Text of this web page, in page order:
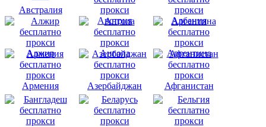
Австралия
Австрия
Албания
Алжир Ангола Аргентина
Армения Азербайджан Афганистан